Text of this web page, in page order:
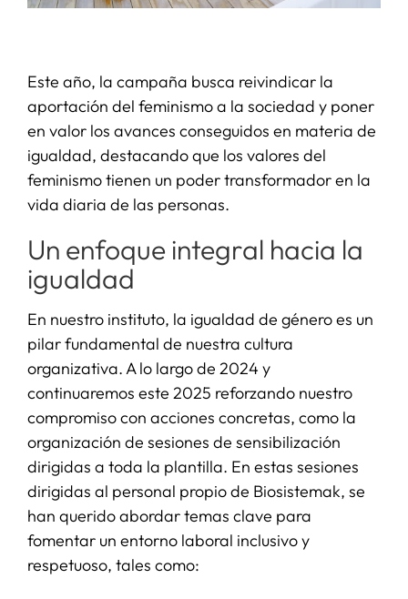
Este año, la campaña busca reivindicar la
aportación del feminismo a la sociedad y poner
en valor los avances conseguidos en materia de
igualdad, destacando que los valores del
feminismo tienen un poder transformador en la
vida diaria de las personas.
Un enfoque integral hacia la
igualdad
En nuestro instituto, la igualdad de género es un
pilar fundamental de nuestra cultura
organizativa. A lo largo de 2024 y
continuaremos este 2025 reforzando nuestro
compromiso con acciones concretas, como la
organización de sesiones de sensibilización
dirigidas a toda la plantilla. En estas sesiones
dirigidas al personal propio de Biosistemak, se
han querido abordar temas clave para
fomentar un entorno laboral inclusivo y
respetuoso, tales como: